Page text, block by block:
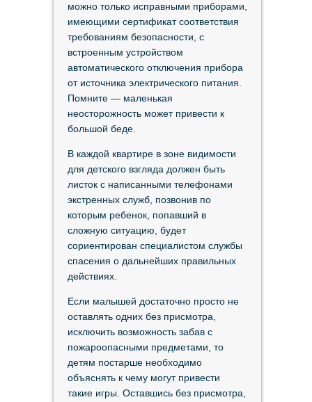
можно только исправными приборами,
имеющими сертификат соответствия
требованиям безопасности, с
встроенным устройством
автоматического отключения прибора
от источника электрического питания.
Помните — маленькая
неосторожность может привести к
большой беде.
В каждой квартире в зоне видимости
для детского взгляда должен быть
листок с написанными телефонами
экстренных служб, позвонив по
которым ребенок, попавший в
сложную ситуацию, будет
сориентирован специалистом службы
спасения о дальнейших правильных
действиях.
Если малышей достаточно просто не
оставлять одних без присмотра,
исключить возможность забав с
пожароопасными предметами, то
детям постарше необходимо
объяснять к чему могут привести
такие игры. Оставшись без присмотра,